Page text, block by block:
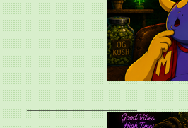
__________________________